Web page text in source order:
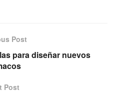
Post
para diseñar nuevos
Post